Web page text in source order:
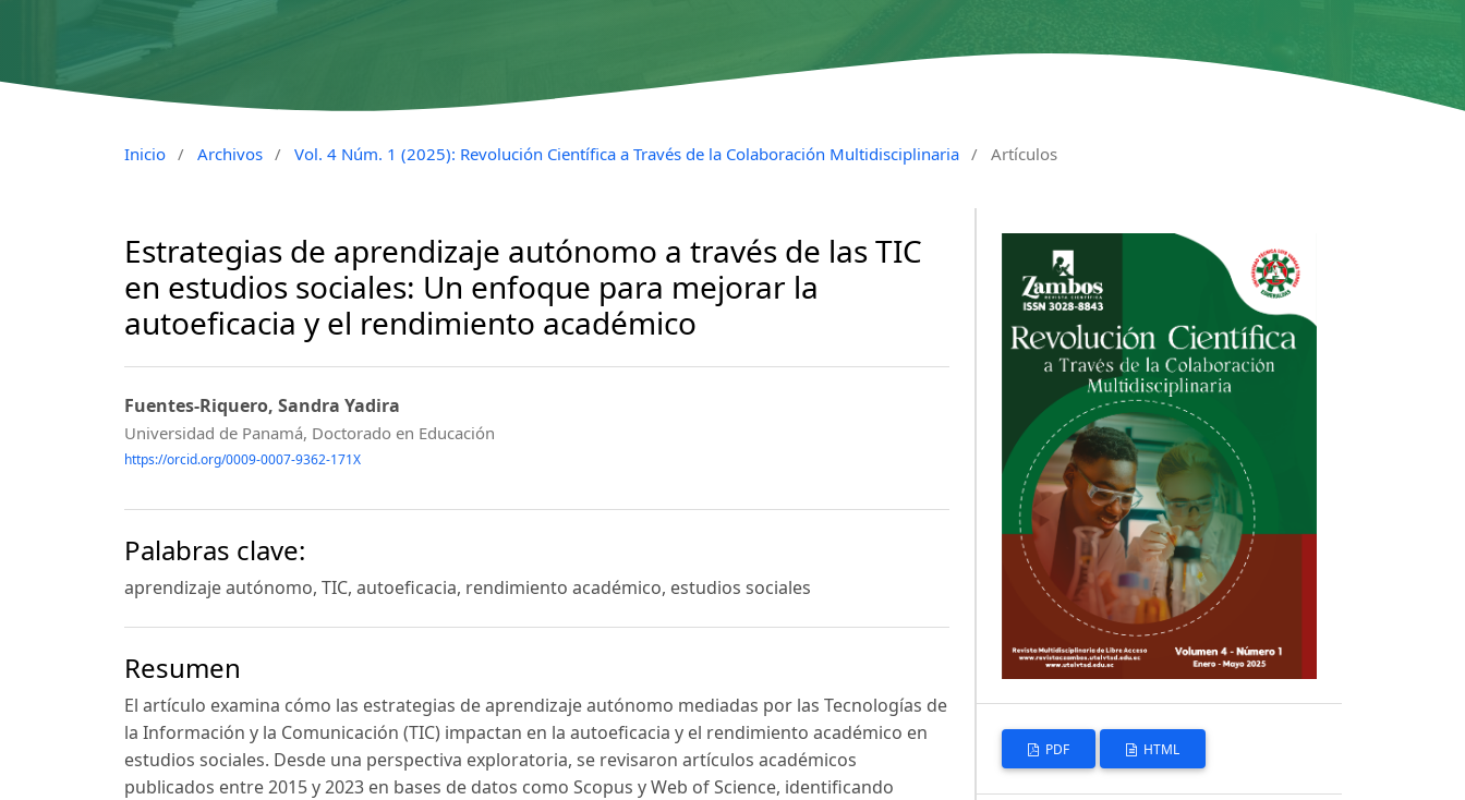
Inicio / Archivos / Vol. 4 Núm. 1 (2025): Revolución Científica a Través de la Colaboración Multidisciplinaria / Artículos
Estrategias de aprendizaje autónomo a través de las TIC
en estudios sociales: Un enfoque para mejorar la
autoeficacia y el rendimiento académico
Fuentes-Riquero, Sandra Yadira
Universidad de Panamá, Doctorado en Educación
https://orcid.org/0009-0007-9362-171X
Palabras clave:
aprendizaje autónomo, TIC, autoeficacia, rendimiento académico, estudios sociales
Resumen
El artículo examina cómo las estrategias de aprendizaje autónomo mediadas por las Tecnologías de
la Información y la Comunicación (TIC) impactan en la autoeficacia y el rendimiento académico en
estudios sociales. Desde una perspectiva exploratoria, se revisaron artículos académicos
publicados entre 2015 y 2023 en bases de datos como Scopus y Web of Science, identificando
PDF HTML